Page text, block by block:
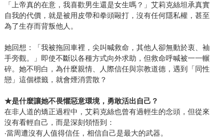
「上帝真的在意，我喜歡男生還是女生嗎？」艾莉克絲坦承真實
自我的代價，就是被用皮帶和拳頭毆打，沒有任何隱私權，甚至
為了生存而背叛他人。
她回想：「我被拖回車裡，尖叫喊救命，其他人卻無動於衷、袖
手旁觀。」即使不斷以各種方式向外求助，但救命呼喊被一一輾
碎。她不明白，為什麼親情、人際信任與宗教道德，遇到「同性
戀」這個標籤，就會煙消雲散？
★是什麼讓她不畏懼惡意環境，勇敢活出自己？
在非人道的矯正過程中，艾莉克絲也曾有過輕生的念頭，但從來
沒有看輕自己，而是深刻領悟到：
‧當周遭沒有人值得信任，相信自己是最大的武器。